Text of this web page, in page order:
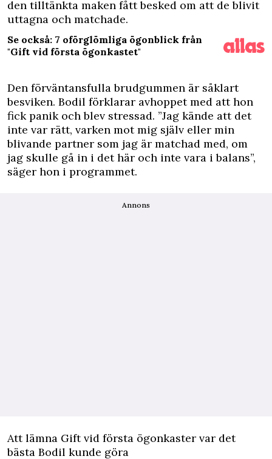
den tilltänkta maken fått besked om att de blivit
uttagna och matchade.
Se också: 7 oförglömliga ögonblick från
"Gift vid första ögonkastet"
Den förväntansfulla brudgummen är såklart
besviken. Bodil förklarar avhoppet med att hon
fick panik och blev stressad. ”Jag kände att det
inte var rätt, varken mot mig själv eller min
blivande partner som jag är matchad med, om
jag skulle gå in i det här och inte vara i balans”,
säger hon i programmet.
Annons
Att lämna Gift vid första ögonkaster var det
bästa Bodil kunde göra